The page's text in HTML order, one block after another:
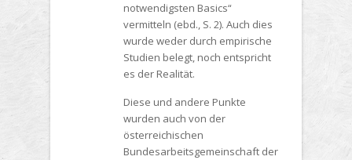
notwendigsten Basics“
vermitteln (ebd., S. 2). Auch dies
wurde weder durch empirische
Studien belegt, noch entspricht
es der Realität.
Diese und andere Punkte
wurden auch von der
österreichischen
Bundesarbeitsgemeinschaft der